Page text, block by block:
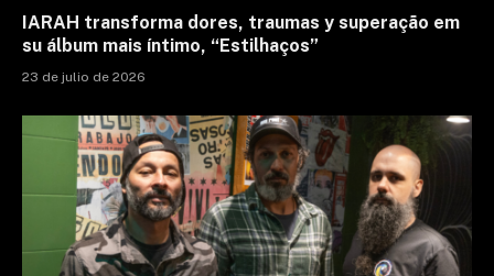
IARAH transforma dores, traumas y superação em
su álbum mais íntimo, “Estilhaços”
23 de julio de 2026